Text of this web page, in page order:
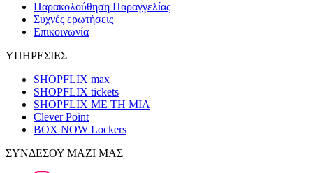
Παρακολούθηση Παραγγελίας
Συχνές ερωτήσεις
Επικοινωνία
ΥΠΗΡΕΣΙΕΣ
SHOPFLIX max
SHOPFLIX tickets
SHOPFLIX ΜΕ ΤΗ ΜΙΑ
Clever Point
BOX NOW Lockers
ΣΥΝΔΕΣΟΥ ΜΑΖΙ ΜΑΣ